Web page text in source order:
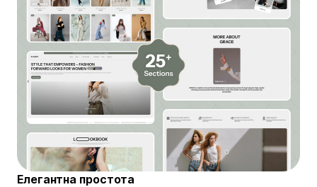
Елегантна простота